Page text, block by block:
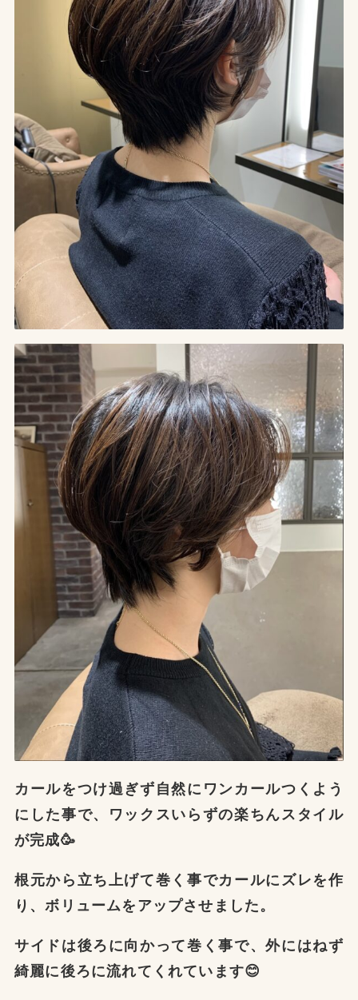
カールをつけ過ぎず自然にワンカールつくよう
にした事で、ワックスいらずの楽ちんスタイル
が完成🥳
根元から立ち上げて巻く事でカールにズレを作
り、ボリュームをアップさせました。
サイドは後ろに向かって巻く事で、外にはねず
綺麗に後ろに流れてくれています😊